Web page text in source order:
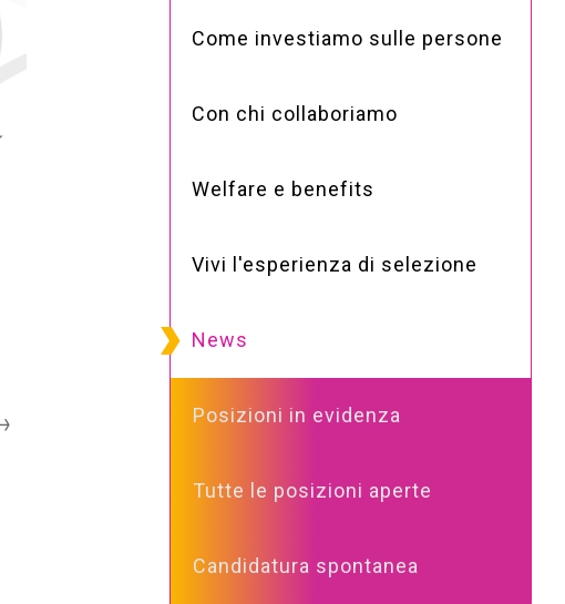
Come investiamo sulle persone
Con chi collaboriamo
Welfare e benefits
Vivi l'esperienza di selezione
News
Posizioni in evidenza
Tutte le posizioni aperte
Candidatura spontanea